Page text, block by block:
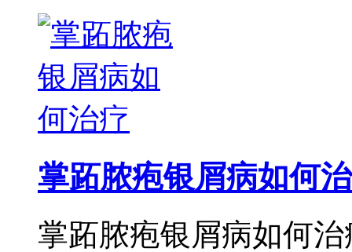
掌跖脓疱银屑病如何治
掌跖脓疱银屑病如何